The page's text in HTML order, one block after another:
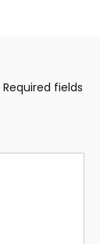
Required fields